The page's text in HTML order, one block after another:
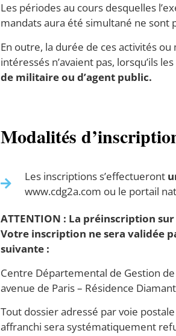
Les périodes au cours desquelles
mandats aura été simultané ne sont
En outre, la durée de ces activités
intéressés n’avaient pas, lorsqu’ils
de militaire ou d’agent public.
Modalités
Les inscriptions s’effectueront
www.cdg2a.com ou le portail
ATTENTION : La préinscription
Votre inscription ne sera validée
suivante :
Centre Départemental de Gestion
avenue de Paris – Résidence
Tout dossier adressé par voie
affranchi sera systématiquement